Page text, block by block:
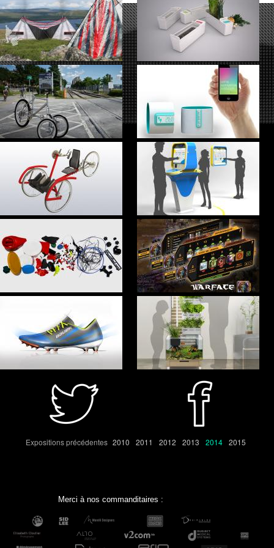
Expositions précédentes 2010 2011 2012 2013 2014 2015
Merci à nos commanditaires :